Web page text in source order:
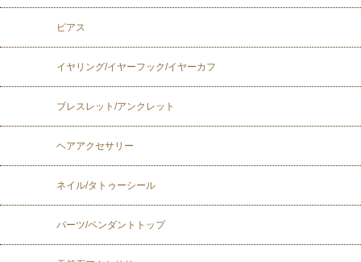
ピアス
イヤリング/イヤーフック/イヤーカフ
ブレスレット/アンクレット
ヘアアクセサリー
ネイル/タトゥーシール
パーツ/ペンダントトップ